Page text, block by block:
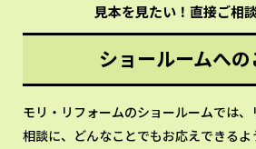
見本を見たい！直接ご相
ショールームへ
モリ・リフォームのショールームでは
相談に、どんなことでもお応えできる